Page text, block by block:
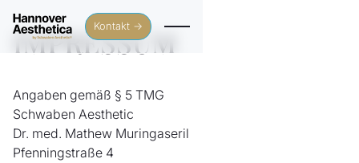
Kontakt →
IMPRESSUM
Angaben gemäß § 5 TMG
Schwaben Aesthetic
Dr. med. Mathew Muringaseril
Pfenningstraße 4